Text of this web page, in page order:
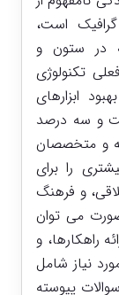
است،
در ستون و
تکنولوژی
ابزارهای
و سه درصد
و متخصصان
را برای
و فرهنگ
می توان
راهکارها، و
نیاز شامل
پیوسته